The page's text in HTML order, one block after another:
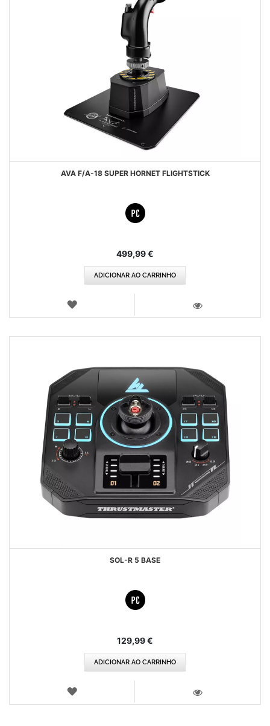
AVA F/A-18 SUPER HORNET FLIGHTSTICK
499,99 €
ADICIONAR AO CARRINHO
LISTA
SOL-R 5 BASE
129,99 €
ADICIONAR AO CARRINHO
LISTA